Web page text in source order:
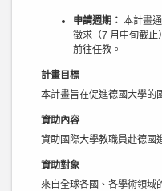
申請週期： 本計畫
徵求（7 月中旬截止
前往任教。
計畫目標
本計畫旨在促進德國大學的
資助內容
資助國際大學教職員赴德國
資助對象
來自全球各國、各學術領域